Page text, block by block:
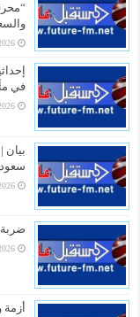
01:01
في
22:25
18:01
00:17